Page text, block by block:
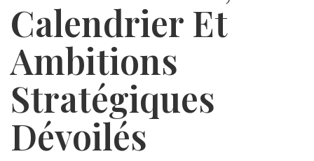
Calendrier Et
Ambitions
Stratégiques
Dévoilés